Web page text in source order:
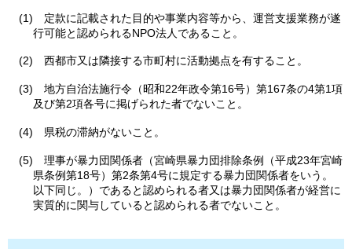
(1) 定款に記載された目的や事業内容等から、運営支援業務が遂
行可能と認められるNPO法人であること。
(2) 西都市又は隣接する市町村に活動拠点を有すること。
(3) 地方自治法施行令（昭和22年政令第16号）第167条の4第1項
及び第2項各号に掲げられた者でないこと。
(4) 県税の滞納がないこと。
(5) 理事が暴力団関係者（宮崎県暴力団排除条例（平成23年宮崎
県条例第18号）第2条第4号に規定する暴力団関係者をいう。
以下同じ。）であると認められる者又は暴力団関係者が経営に
実質的に関与していると認められる者でないこと。